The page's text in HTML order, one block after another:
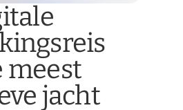
meest
jacht